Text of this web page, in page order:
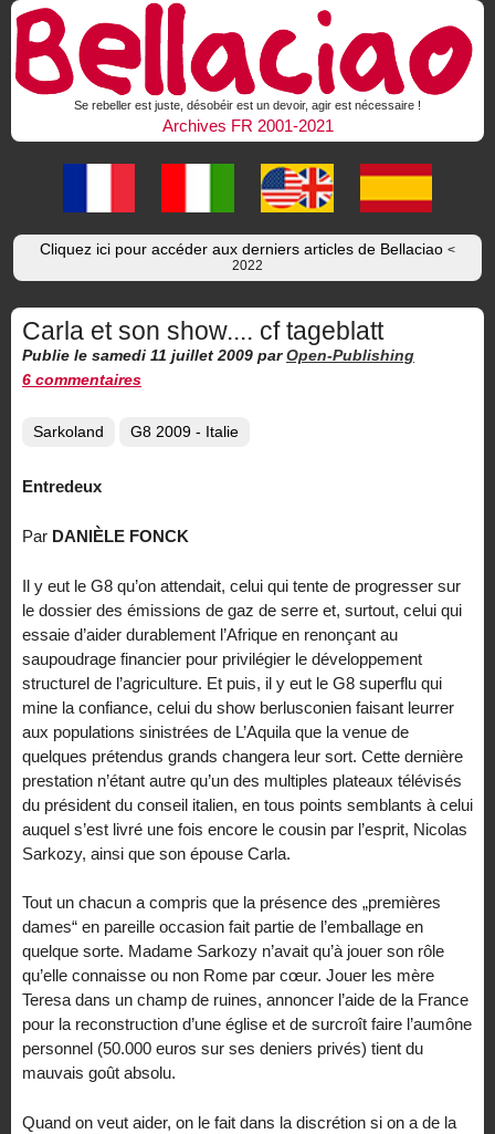
Se rebeller est juste, désobéir est un devoir, agir est nécessaire !
Archives FR 2001-2021
Cliquez ici pour accéder aux derniers articles de Bellaciao <
2022
Carla et son show.... cf tageblatt
Publie le samedi 11 juillet 2009 par Open-Publishing
6 commentaires
Sarkoland G8 2009 - Italie
Entredeux
Par DANIÈLE FONCK
Il y eut le G8 qu’on attendait, celui qui tente de progresser sur
le dossier des émissions de gaz de serre et, surtout, celui qui
essaie d’aider durablement l’Afrique en renonçant au
saupoudrage financier pour privilégier le développement
structurel de l’agriculture. Et puis, il y eut le G8 superflu qui
mine la confiance, celui du show berlusconien faisant leurrer
aux populations sinistrées de L’Aquila que la venue de
quelques prétendus grands changera leur sort. Cette dernière
prestation n’étant autre qu’un des multiples plateaux télévisés
du président du conseil italien, en tous points semblants à celui
auquel s’est livré une fois encore le cousin par l’esprit, Nicolas
Sarkozy, ainsi que son épouse Carla.
Tout un chacun a compris que la présence des „premières
dames“ en pareille occasion fait partie de l’emballage en
quelque sorte. Madame Sarkozy n’avait qu’à jouer son rôle
qu’elle connaisse ou non Rome par cœur. Jouer les mère
Teresa dans un champ de ruines, annoncer l’aide de la France
pour la reconstruction d’une église et de surcroît faire l’aumône
personnel (50.000 euros sur ses deniers privés) tient du
mauvais goût absolu.
Quand on veut aider, on le fait dans la discrétion si on a de la